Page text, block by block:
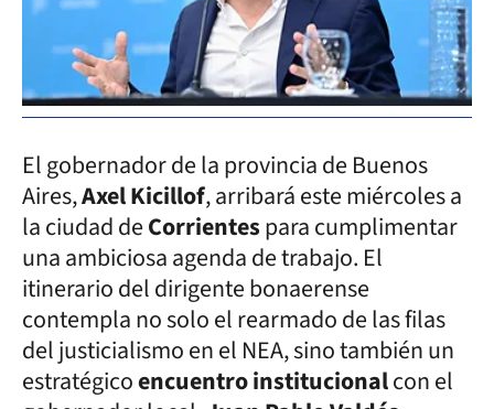
El gobernador de la provincia de Buenos
Aires,Axel Kicillof, arribará este miércoles a
la ciudad deCorrientespara cumplimentar
una ambiciosa agenda de trabajo. El
itinerario del dirigente bonaerense
contempla no solo el rearmado de las filas
del justicialismo en el NEA, sino también un
estratégicoencuentro institucionalcon el